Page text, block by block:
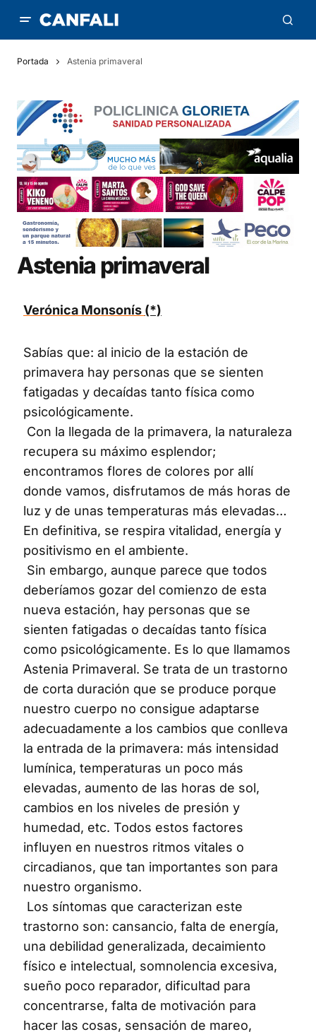
Portada Astenia primaveral
Astenia primaveral
Verónica Monsonís (*)
Sabías que: al inicio de la estación de
primavera hay personas que se sienten
fatigadas y decaídas tanto física como
psicológicamente.
Con la llegada de la primavera, la naturaleza
recupera su máximo esplendor;
encontramos flores de colores por allí
donde vamos, disfrutamos de más horas de
luz y de unas temperaturas más elevadas…
En definitiva, se respira vitalidad, energía y
positivismo en el ambiente.
Sin embargo, aunque parece que todos
deberíamos gozar del comienzo de esta
nueva estación, hay personas que se
sienten fatigadas o decaídas tanto física
como psicológicamente. Es lo que llamamos
Astenia Primaveral. Se trata de un trastorno
de corta duración que se produce porque
nuestro cuerpo no consigue adaptarse
adecuadamente a los cambios que conlleva
la entrada de la primavera: más intensidad
lumínica, temperaturas un poco más
elevadas, aumento de las horas de sol,
cambios en los niveles de presión y
humedad, etc. Todos estos factores
influyen en nuestros ritmos vitales o
circadianos, que tan importantes son para
nuestro organismo.
Los síntomas que caracterizan este
trastorno son: cansancio, falta de energía,
una debilidad generalizada, decaimiento
físico e intelectual, somnolencia excesiva,
sueño poco reparador, dificultad para
concentrarse, falta de motivación para
hacer las cosas, sensación de mareo,